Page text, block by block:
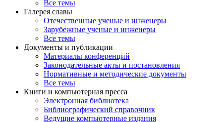
Все темы
Галерея славы
Отечественные ученые и инженеры
Зарубежные ученые и инженеры
Все темы
Документы и публикации
Материалы конференций
Законодательные акты и постановления
Нормативные и методические документы
Все темы
Книги и компьютерная пресса
Электронная библиотека
Библиографический справочник
Ведущие компьютерные издания